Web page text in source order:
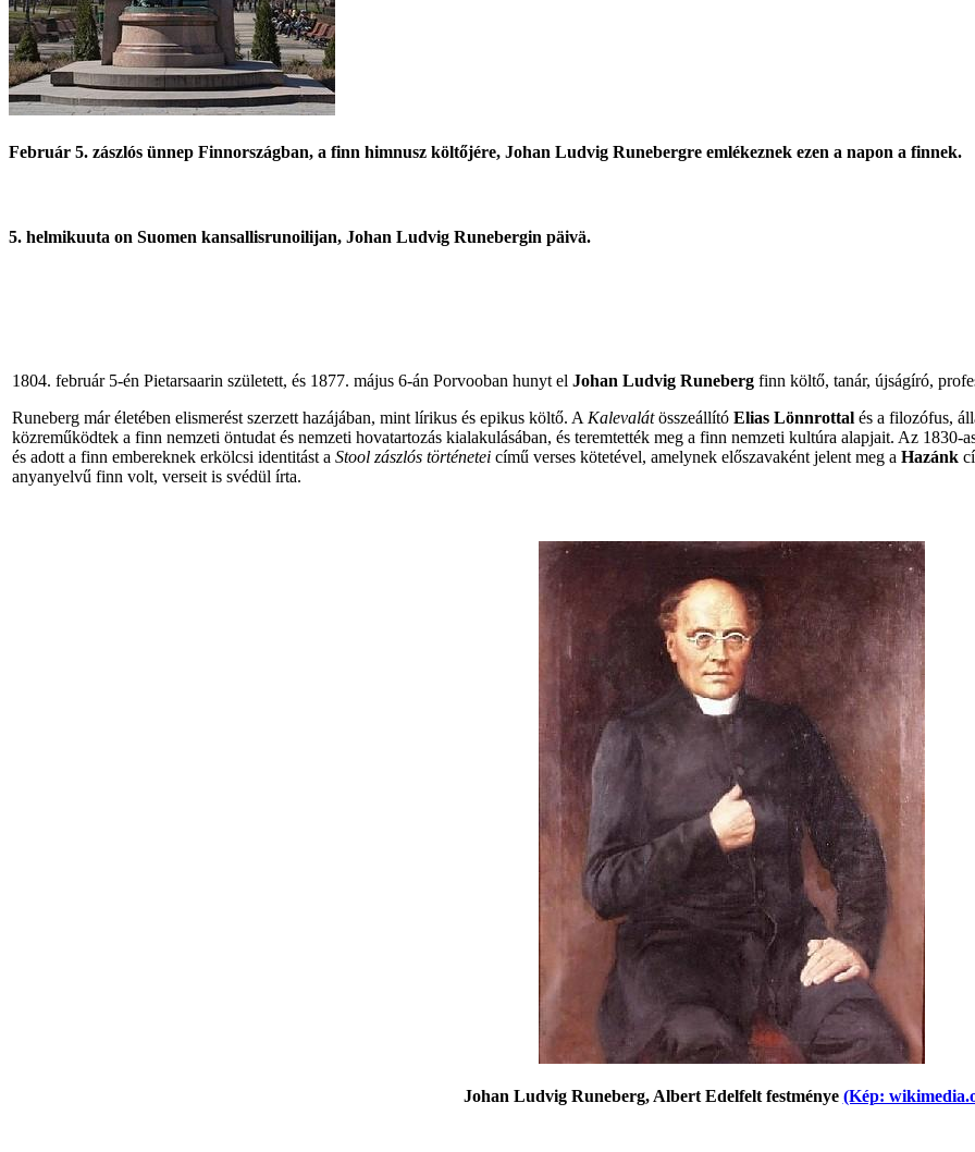
Február 5. zászlós ünnep Finnországban, a finn himnusz költőjére, Johan Ludvig Runebergre emlékeznek ezen a napon a finnek.
5. helmikuuta on Suomen kansallisrunoilijan, Johan Ludvig Runebergin päivä.
1804. február 5-én Pietarsaarin született, és 1877. május 6-án Porvooban hunyt el Johan Ludvig Runeberg finn költő, tanár, újságíró,
Runeberg már életében elismerést szerzett hazájában, mint lírikus és epikus költő. A Kalevalátösszeállító Elias Lönnrottal és a filozófus,
közreműködtek a finn nemzeti öntudat és nemzeti hovatartozás kialakulásában, és teremtették meg a finn nemzeti kultúra alapjait. Az 1830-
és adott a finn embereknek erkölcsi identitást a Stool zászlós történetei című verses kötetével, amelynek előszavaként jelent meg a Hazánk
anyanyelvű finn volt, verseit is svédül írta.
Johan Ludvig Runeberg, Albert Edelfelt festménye (Kép: